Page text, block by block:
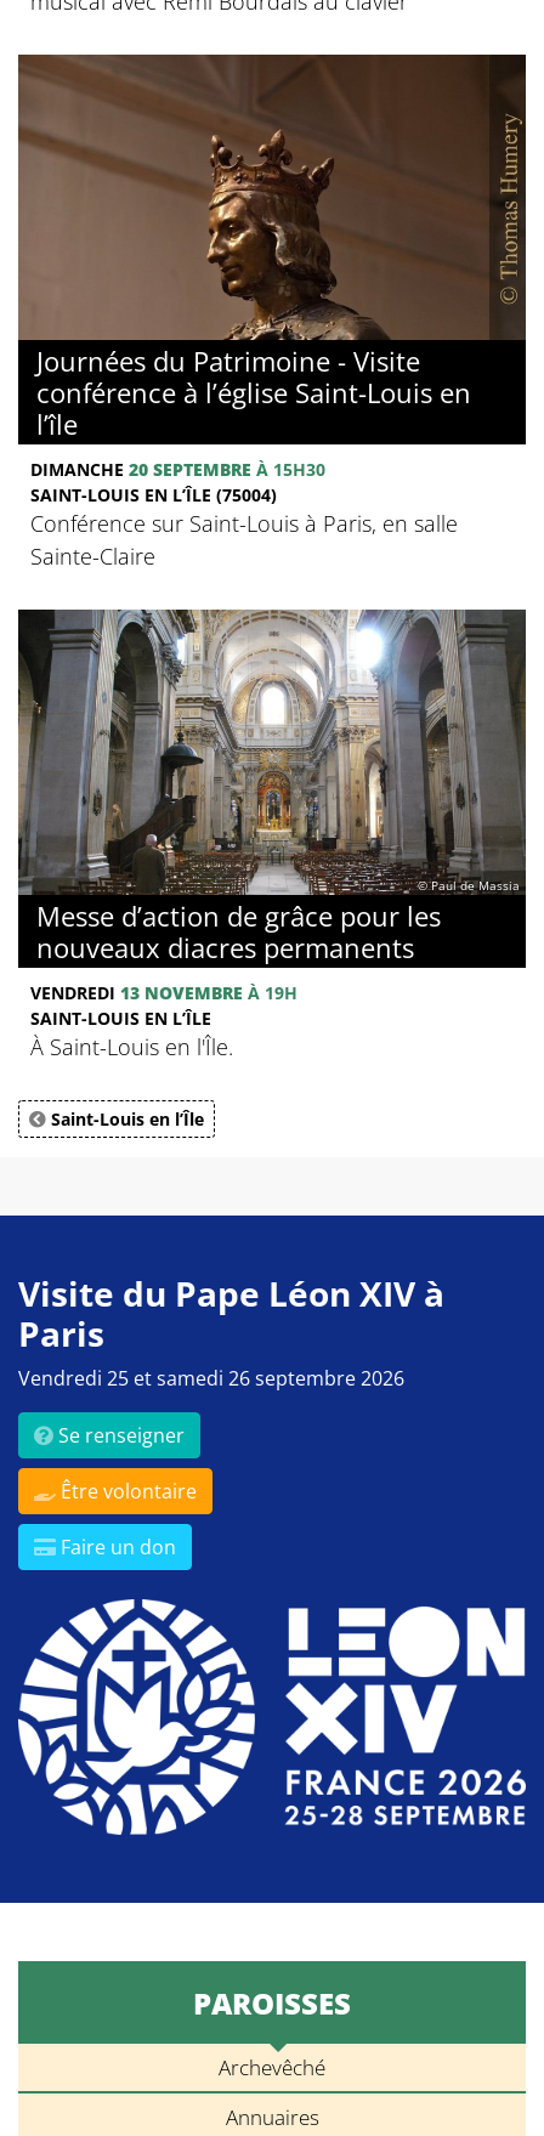
Journées du Patrimoine - Visite
conférence à l’église Saint-Louis en
l’île
DIMANCHE 20 SEPTEMBRE À 15H30
SAINT-LOUIS EN L’ÎLE (75004)
Conférence sur Saint-Louis à Paris, en salle
Sainte-Claire
© Paul de Massia
Messe d’action de grâce pour les
nouveaux diacres permanents
VENDREDI 13 NOVEMBRE À 19H
SAINT-LOUIS EN L’ÎLE
À Saint-Louis en l'Île.
Saint-Louis en l’Île
Visite du Pape Léon XIV à
Paris
Vendredi 25 et samedi 26 septembre 2026
Se renseigner
Être volontaire
Faire un don
PAROISSES
Archevêché
Annuaires